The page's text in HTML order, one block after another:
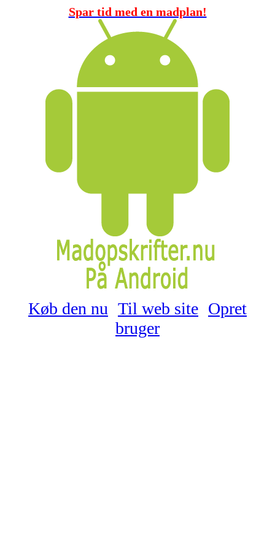
Spar tid med en madplan!
Køb den nu Til web site Opret
bruger